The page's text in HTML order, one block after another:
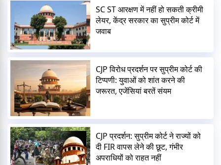
SC ST आरक्षण में नहीं हो सकती क्रीमी
लेयर, केंद्र सरकार का सुप्रीम कोर्ट में
जवाब
CJP विरोध प्रदर्शन पर सुप्रीम कोर्ट की
टिप्पणी: युवाओं को शांत करने की
जरूरत, एजेंसियां बरतें संयम
CJP प्रदर्शन: सुप्रीम कोर्ट ने राज्यों को
दी FIR वापस लेने की छूट, गंभीर
अपराधियों को राहत नहीं